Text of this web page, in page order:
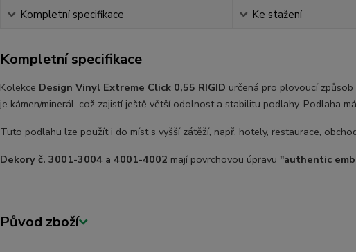
Kompletní specifikace Ke stažení
Kompletní specifikace
Kolekce Design Vinyl Extreme Click 0,55 RIGID určená pro plovoucí
je kámen/minerál, což zajistí ještě větší odolnost a stabilitu podlahy. Podlaha má
Tuto podlahu lze použít i do míst s vyšší zátěží, např. hotely, restaurace,
Dekory č. 3001-3004 a 4001-4002 mají povrchovou úpravu "authentic
Původ zboží